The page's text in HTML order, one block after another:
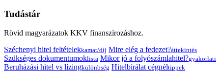
Tudástár
Rövid magyarázatok KKV finanszírozáshoz.
Széchenyi hitel feltételekkamat/díj Mire elég a fedezet?áttekintés
Szükséges dokumentumoklista Mikor jó a folyószámlahitel?gyakorlati
Beruházási hitel vs lízingkülönbség Hitelbírálat cégnéltippek